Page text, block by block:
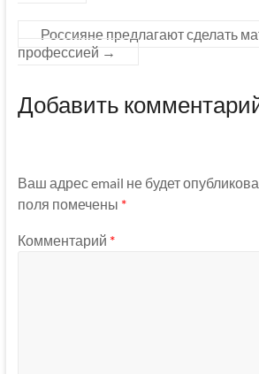
Россияне предлагают сделать
профессией →
Добавить
Ваш адрес email не будет
поля помечены *
Комментарий *